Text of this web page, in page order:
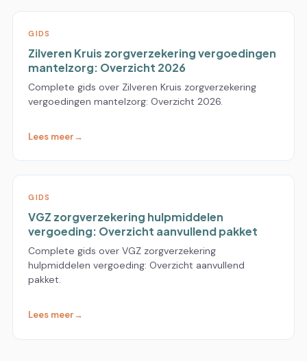
GIDS
Zilveren Kruis zorgverzekering vergoedingen
mantelzorg: Overzicht 2026
Complete gids over Zilveren Kruis zorgverzekering
vergoedingen mantelzorg: Overzicht 2026.
Lees meer
GIDS
VGZ zorgverzekering hulpmiddelen
vergoeding: Overzicht aanvullend pakket
Complete gids over VGZ zorgverzekering
hulpmiddelen vergoeding: Overzicht aanvullend
pakket.
Lees meer